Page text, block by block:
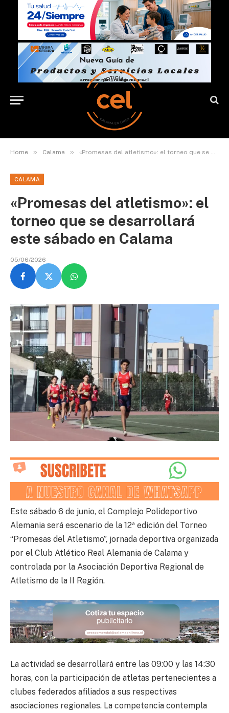
Home » Calama » «Promesas del atletismo»: el torneo que se desarrollará este sábado en Calama
CALAMA
«Promesas del atletismo»: el
torneo que se desarrollará
este sábado en Calama
05/06/2026
Este sábado 6 de junio, el Complejo Polideportivo
Alemania será escenario de la 12ª edición del Torneo
“Promesas del Atletismo”, jornada deportiva organizada
por el Club Atlético Real Alemania de Calama y
controlada por la Asociación Deportiva Regional de
Atletismo de la II Región.
La actividad se desarrollará entre las 09:00 y las 14:30
horas, con la participación de atletas pertenecientes a
clubes federados afiliados a sus respectivas
asociaciones regionales. La competencia contempla